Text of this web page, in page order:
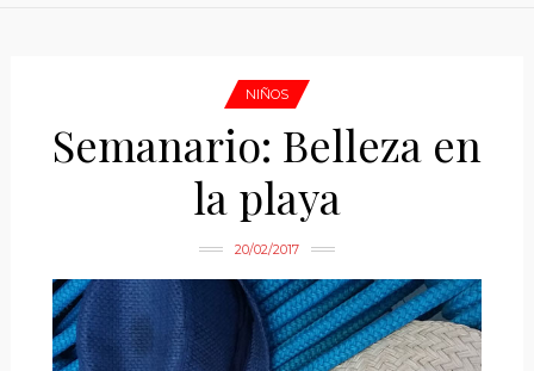
NIÑOS
Semanario: Belleza en
la playa
20/02/2017